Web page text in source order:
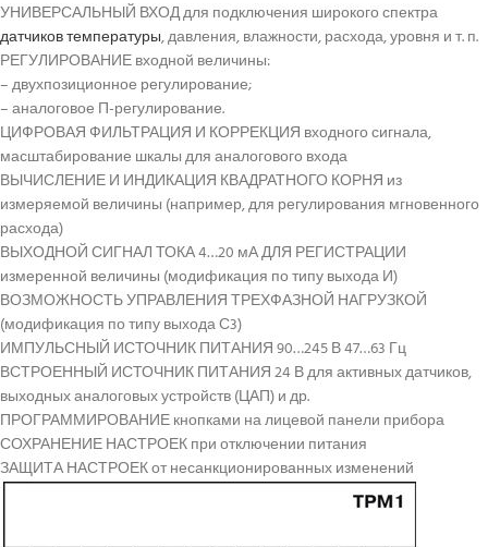
УНИВЕРСАЛЬНЫЙ ВХОД для подключения широкого спектра
датчиков температуры, давления, влажности, расхода, уровня и т. п.
РЕГУЛИРОВАНИЕ входной величины:
– двухпозиционное регулирование;
– аналоговое П-регулирование.
ЦИФРОВАЯ ФИЛЬТРАЦИЯ И КОРРЕКЦИЯ входного сигнала,
масштабирование шкалы для аналогового входа
ВЫЧИСЛЕНИЕ И ИНДИКАЦИЯ КВАДРАТНОГО КОРНЯ из
измеряемой величины (например, для регулирования мгновенного
расхода)
ВЫХОДНОЙ СИГНАЛ ТОКА 4…20 мА ДЛЯ РЕГИСТРАЦИИ
измеренной величины (модификация по типу выхода И)
ВОЗМОЖНОСТЬ УПРАВЛЕНИЯ ТРЕХФАЗНОЙ НАГРУЗКОЙ
(модификация по типу выхода С3)
ИМПУЛЬСНЫЙ ИСТОЧНИК ПИТАНИЯ 90…245 В 47…63 Гц
ВСТРОЕННЫЙ ИСТОЧНИК ПИТАНИЯ 24 В для активных датчиков,
выходных аналоговых устройств (ЦАП) и др.
ПРОГРАММИРОВАНИЕ кнопками на лицевой панели прибора
СОХРАНЕНИЕ НАСТРОЕК при отключении питания
ЗАЩИТА НАСТРОЕК от несанкционированных изменений